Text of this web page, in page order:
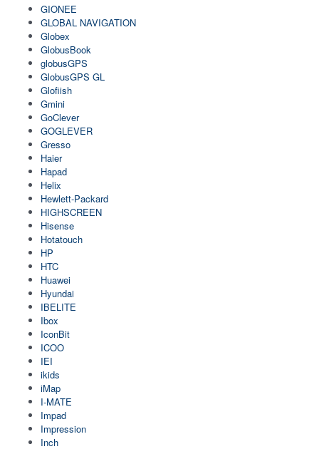
GIONEE
GLOBAL NAVIGATION
Globex
GlobusBook
globusGPS
GlobusGPS GL
Glofiish
Gmini
GoClever
GOGLEVER
Gresso
Haier
Hapad
Helix
Hewlett-Packard
HIGHSCREEN
Hisense
Hotatouch
HP
HTC
Huawei
Hyundai
IBELITE
Ibox
IconBit
ICOO
IEI
ikids
iMap
I-MATE
Impad
Impression
Inch